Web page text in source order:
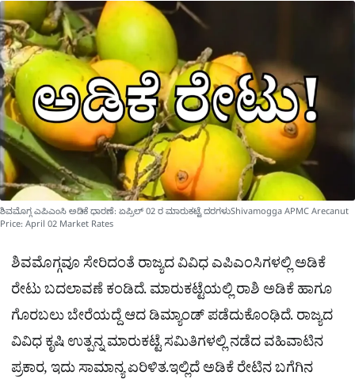
p
p
o
k
a
m
a
r
e
ಶಿವಮೊಗ್ಗ ಎಪಿಎಂಸಿ ಅಡಿಕೆ ಧಾರಣೆ: ಏಪ್ರಿಲ್ 02 ರ ಮಾರುಕಟ್ಟೆ ದರಗಳುShivamogga APMC Arecanut
Price: April 02 Market Rates
ಶಿವಮೊಗ್ಗವೂ ಸೇರಿದಂತೆ ರಾಜ್ಯದ ವಿವಿಧ ಎಪಿಎಂಸಿಗಳಲ್ಲಿ ಅಡಿಕೆ
ರೇಟು ಬದಲಾವಣೆ ಕಂಡಿದೆ. ಮಾರುಕಟ್ಟೆಯಲ್ಲಿ ರಾಶಿ ಅಡಿಕೆ ಹಾಗೂ
ಗೊರಬಲು ಬೇರೆಯದ್ದೆ ಆದ ಡಿಮ್ಯಾಂಡ್ ಪಡೆದುಕೊಂಢಿದೆ. ರಾಜ್ಯದ
ವಿವಿಧ ಕೃಷಿ ಉತ್ಪನ್ನ ಮಾರುಕಟ್ಟೆ ಸಮಿತಿಗಳಲ್ಲಿ ನಡೆದ ವಹಿವಾಟಿನ
ಪ್ರಕಾರ, ಇದು ಸಾಮಾನ್ಯ ಏರಿಳಿತ.ಇಲ್ಲಿದೆ ಅಡಿಕೆ ರೇಟಿನ ಬಗೆಗಿನ